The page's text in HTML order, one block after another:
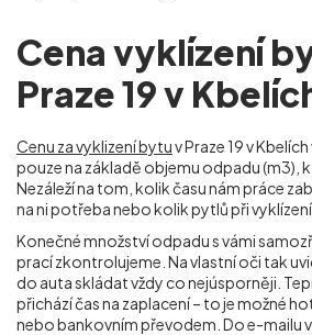
Cena vyklízení
Praze 19 v
Cenu za vyklizení bytuv Praze 19 v
pouze na základě objemu odpadu (m3),
Nezáleží na tom, kolik času nám práce
na ni potřeba nebo kolik pytlů při vyklízení
Konečné množství odpadu s vámi
prací zkontrolujeme. Na vlastní oči tak
do auta skládat vždy co nejúsporněji.
přichází čas na zaplacení – to je možné
nebo bankovním převodem. Do e-mailu